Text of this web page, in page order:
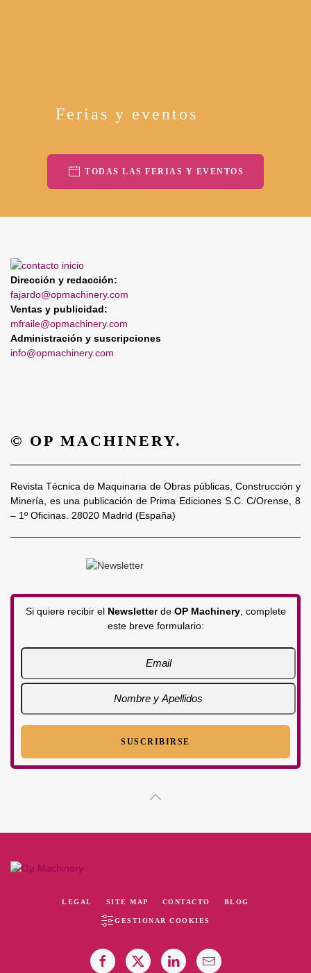
Ferias y eventos
TODAS LAS FERIAS Y EVENTOS
Dirección y redacción:
fajardo@opmachinery.com
Ventas y publicidad:
mfraile@opmachinery.com
Administración y suscripciones
info@opmachinery.com
© OP MACHINERY.
Revista Técnica de Maquinaria de Obras públicas, Construcción y
Minería, es una publicación de Prima Ediciones S.C. C/Orense, 8
– 1º Oficinas. 28020 Madrid (España)
Si quiere recibir el Newsletterde OP Machinery, complete
este breve formulario:
LEGAL SITE MAP CONTACTO BLOG
GESTIONAR COOKIES